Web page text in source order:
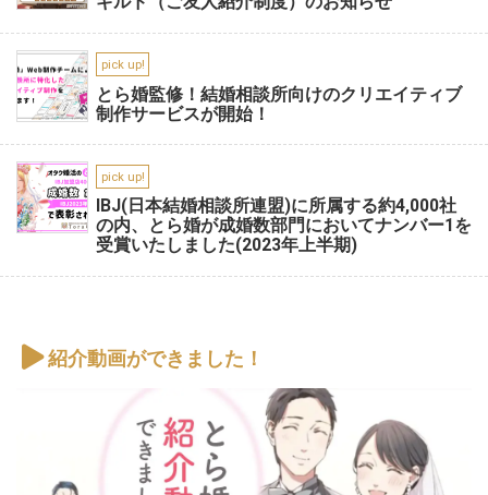
pick up!
とら婚監修！結婚相談所向けのクリエイティブ
制作サービスが開始！
pick up!
IBJ(日本結婚相談所連盟)に所属する約4,000社
の内、とら婚が成婚数部門においてナンバー1を
受賞いたしました(2023年上半期)
紹介動画ができました！